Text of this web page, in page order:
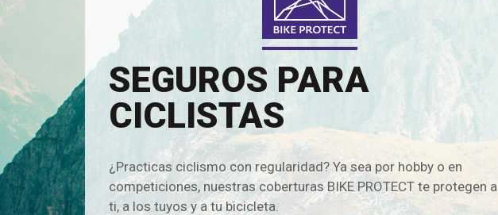
SEGUROS PARA
CICLISTAS
¿Practicas ciclismo con regularidad? Ya sea por hobby o en
competiciones, nuestras coberturas BIKE PROTECT te protegen a
ti, a los tuyos y a tu bicicleta.